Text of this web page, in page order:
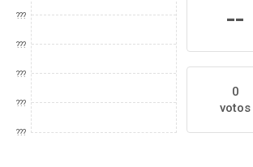
???
???
???
???
???
--
0
votos